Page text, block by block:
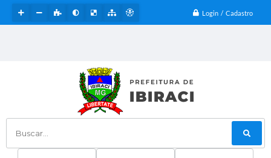
Login / Cadastro
Buscar...